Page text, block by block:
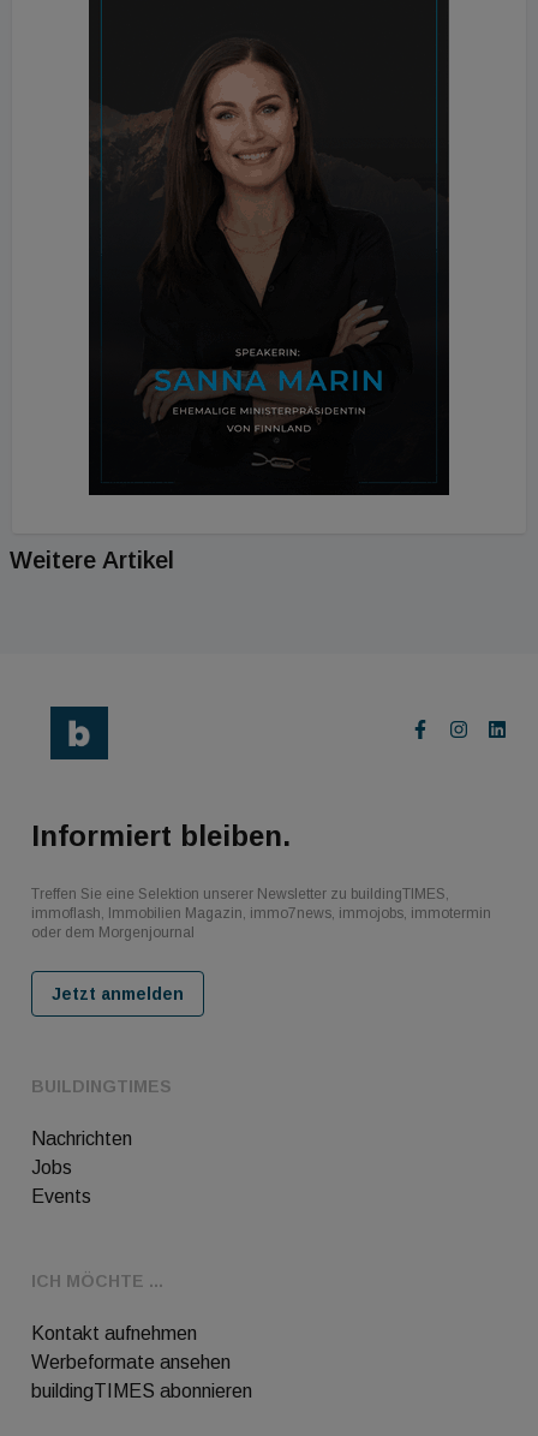
Weitere Artikel
BUILDINGTIMES
Nachrichten
Jobs
Events
ICH MÖCHTE ...
Kontakt aufnehmen
Werbeformate ansehen
buildingTIMES abonnieren
Informiert bleiben.
Treffen Sie eine Selektion unserer Newsletter zu buildingTIMES,
immoflash, Immobilien Magazin, immo7news, immojobs, immotermin
oder dem Morgenjournal
Jetzt anmelden